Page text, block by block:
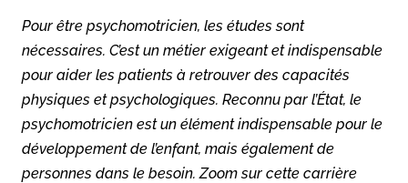
Pour être psychomotricien, les études sont
nécessaires. C’est un métier exigeant et indispensable
pour aider les patients à retrouver des capacités
physiques et psychologiques. Reconnu par l’État, le
psychomotricien est un élément indispensable pour le
développement de l’enfant, mais également de
personnes dans le besoin. Zoom sur cette carrière